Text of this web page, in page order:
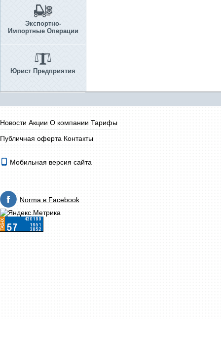
Экспортно-
Импортные Операции
Юрист Предприятия
Новости Акции О компании Тарифы
Публичная оферта Контакты
Мобильная версия сайта
Norma в Facebook